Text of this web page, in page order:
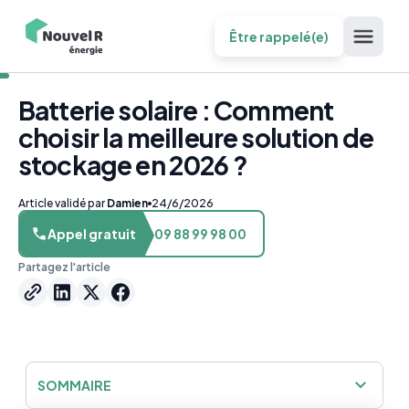
Être rappelé(e)
Batterie solaire : Comment
choisir la meilleure solution de
stockage en 2026 ?
Article validé par Damien 24/6/2026
Appel gratuit 09 88 99 98 00
Partagez l'article
SOMMAIRE